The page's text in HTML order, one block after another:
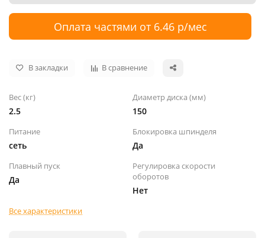
Оплата частями от 6.46 р/мес
В закладки В сравнение
Вес (кг)
2.5
Диаметр диска (мм)
150
Питание
сеть
Блокировка шпинделя
Да
Плавный пуск
Да
Регулировка скорости
оборотов
Нет
Все характеристики